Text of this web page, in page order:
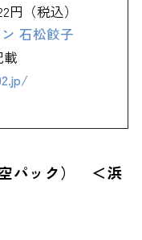
円（税込）
石松餃子
載
パック） ＜浜